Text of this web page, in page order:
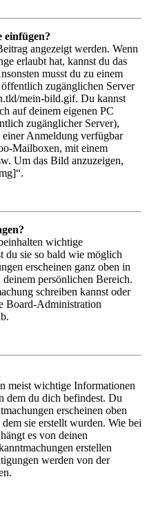
einfügen?
angezeigt werden. Wenn
erlaubt hat, kannst du das
musst du zu einem
zugänglichen Server
mein-bild.gif. Du kannst
auf deinem eigenen PC
zugänglicher Server),
Anmeldung verfügbar
Mailboxen, mit einem
Um das Bild anzuzeigen,
wichtige
du sie so bald wie möglich
erscheinen ganz oben in
persönlichen Bereich.
schreiben kannst oder
Board-Administration
meist wichtige Informationen
dem du dich befindest. Du
erscheinen oben
sie erstellt wurden. Wie bei
es von deinen
erstellen
werden von der